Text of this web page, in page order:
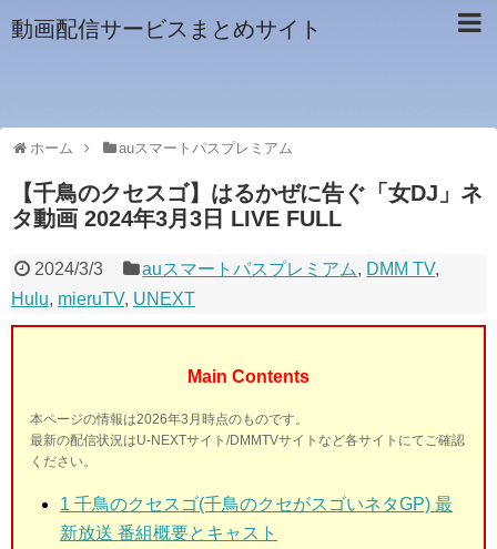
動画配信サービスまとめサイト
ホーム auスマートパスプレミアム
【千鳥のクセスゴ】はるかぜに告ぐ「女DJ」ネ
タ動画 2024年3月3日 LIVE FULL
2024/3/3 auスマートパスプレミアム, DMM TV,
Hulu, mieruTV, UNEXT
Main Contents
本ページの情報は2026年3月時点のものです。
最新の配信状況はU-NEXTサイト/DMMTVサイトなど各サイトにてご確認
ください。
1 千鳥のクセスゴ(千鳥のクセがスゴいネタGP) 最
新放送 番組概要とキャスト